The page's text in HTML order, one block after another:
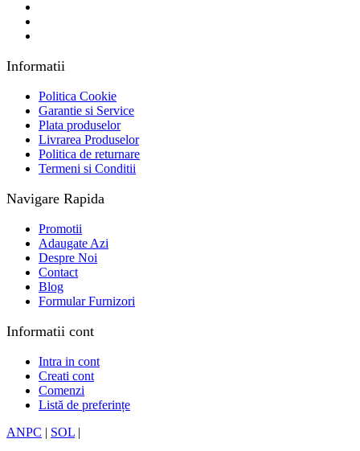
Informatii
Politica Cookie
Garantie si Service
Plata produselor
Livrarea Produselor
Politica de returnare
Termeni si Conditii
Navigare Rapida
Promotii
Adaugate Azi
Despre Noi
Contact
Blog
Formular Furnizori
Informatii cont
Intra in cont
Creati cont
Comenzi
Listă de preferințe
ANPC | SOL |